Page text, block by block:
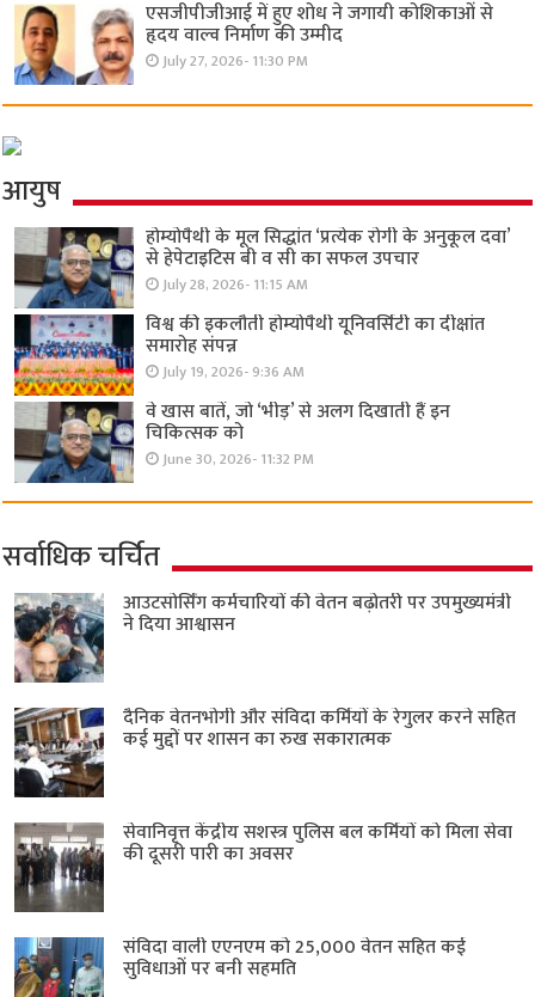
एसजीपीजीआई में हुए शोध ने जगायी कोशिकाओं से
हृदय वाल्व निर्माण की उम्मीद
July 27, 2026- 11:30 PM
आयुष
होम्योपैथी के मूल सिद्धांत ‘प्रत्येक रोगी केे अनुकूल दवा’
से हेपेटाइटिस बी व सी का सफल उपचार
July 28, 2026- 11:15 AM
विश्व की इकलौती होम्योपैथी यूनिवर्सिटी का दीक्षांत
समारोह संपन्न
July 19, 2026- 9:36 AM
वे खास बातें, जो ‘भीड़’ से अलग दिखाती हैं इन
चिकित्सक को
June 30, 2026- 11:32 PM
सर्वाधिक चर्चित
आउटसोर्सिंग कर्मचारियों की वेतन बढ़ोतरी पर उपमुख्यमंत्री
ने दिया आश्वासन
दैनिक वेतनभोगी और संविदा कर्मियों के रेगुलर करने सहित
कई मुद्दों पर शासन का रुख सकारात्मक
सेवानिवृत्त केंद्रीय सशस्त्र पुलिस बल ​कर्मियों को मिला सेवा
की दूसरी पारी का अवसर
संविदा वाली एएनएम को 25,000 वेतन सहित कई
सुविधाओं पर बनी सहमति